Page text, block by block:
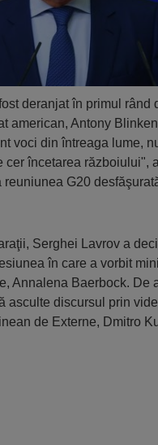
deranjat în primul rând
american, Antony
voci din întreaga lume,
cer încetarea războiului",
G20
Serghei Lavrov a
în care a vorbit
Annalena Baerbock. De
asculte discursul prin
de Externe, Dmitro